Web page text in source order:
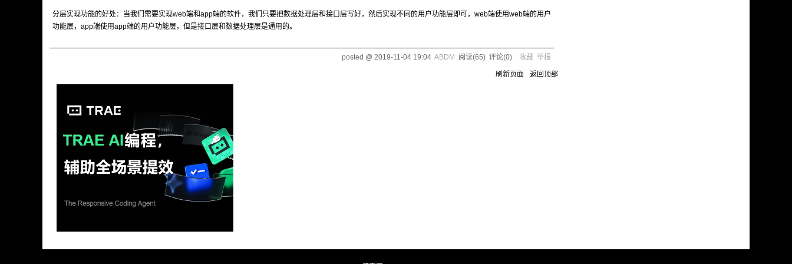
分层实现功能的好处：当我们需要实现web端和app端的软件，我们只要把数据处理层和接口层写好，然后实现不同的用户功能层即可，web端使用web端的用户
功能层，app端使用app端的用户功能层，但是接口层和数据处理层是通用的。
posted @ 2019-11-04 19:04 ABDM 阅读(65) 评论(0) 收藏 举报
刷新页面 返回顶部